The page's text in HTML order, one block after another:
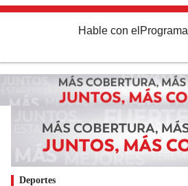
Hable con el Programa
Deportes